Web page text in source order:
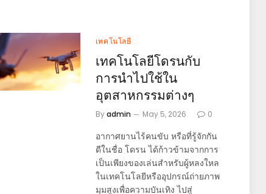
เทคโนโลยี
เทคโนโลยีโดรนกับ
การนำไปใช้ใน
อุตสาหกรรมต่างๆ
Byadmin May 5, 2026 0
อากาศยานไร้คนขับ หรือที่รู้จักกัน
ดีในชื่อ โดรน ได้ก้าวข้ามจากการ
เป็นเพียงของเล่นสำหรับผู้หลงใหล
ในเทคโนโลยีหรืออุปกรณ์ถ่ายภาพ
มุมสูงเพื่อความบันเทิง ไปสู่